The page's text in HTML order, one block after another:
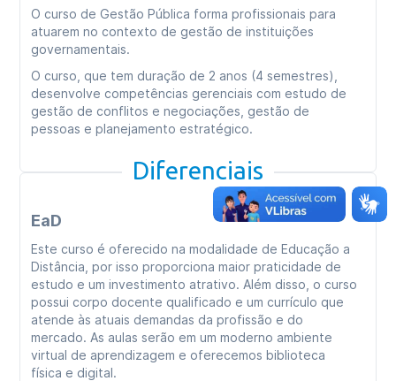
O curso de Gestão Pública forma profissionais para
atuarem no contexto de gestão de instituições
governamentais.
O curso, que tem duração de 2 anos (4 semestres),
desenvolve competências gerenciais com estudo de
gestão de conflitos e negociações, gestão de
pessoas e planejamento estratégico.
Diferenciais
EaD
Este curso é oferecido na modalidade de Educação a
Distância, por isso proporciona maior praticidade de
estudo e um investimento atrativo. Além disso, o curso
possui corpo docente qualificado e um currículo que
atende às atuais demandas da profissão e do
mercado. As aulas serão em um moderno ambiente
virtual de aprendizagem e oferecemos biblioteca
física e digital.